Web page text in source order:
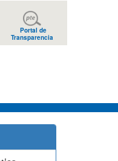
Portal de
Transparencia